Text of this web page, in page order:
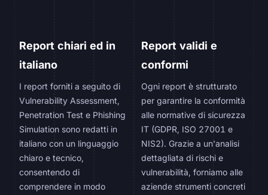
Report chiari ed in
italiano
I report forniti a seguito di
Vulnerability Assessment,
Penetration Test e Phishing
Simulation sono redatti in
italiano con un linguaggio
chiaro e tecnico,
consentendo di
comprendere in modo
Report validi e
conformi
Ogni report è strutturato
per garantire la conformità
alle normative di sicurezza
IT (GDPR, ISO 27001 e
NIS2). Grazie a un'analisi
dettagliata di rischi e
vulnerabilità, forniamo alle
aziende strumenti concreti